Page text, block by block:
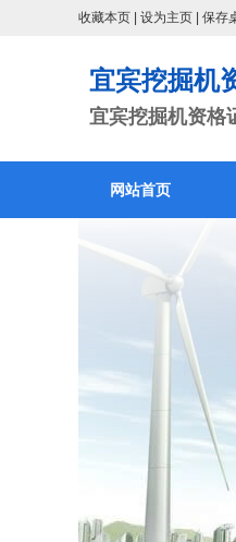
收藏本页 设为主页 保存
宜宾挖掘机
宜宾挖掘机资格
网站首页